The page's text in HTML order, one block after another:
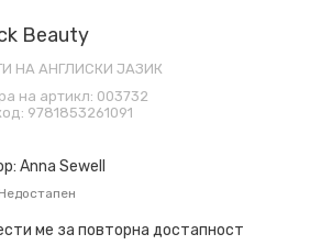
Beauty
НА АНГЛИСКИ ЈАЗИК
на артикл: 003732
9781853261091
Anna Sewell
Недостапен
ме за повторна достапност